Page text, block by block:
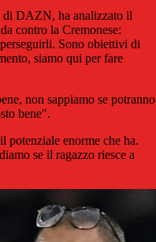
DAZN, ha analizzato il
contro la Cremonese:
Sono obiettivi di
siamo qui per fare
non sappiamo se potranno
bene".
enorme che ha.
se il ragazzo riesce a